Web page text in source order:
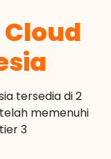
Cloud
tersedia di 2
memenuhi
3